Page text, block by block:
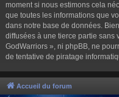
moment si nous estimons cela
que toutes les informations que
dans notre base de données.
diffusées à une tierce partie sans
GodWarriors », ni phpBB, ne
de tentative de piratage
Accueil du forum